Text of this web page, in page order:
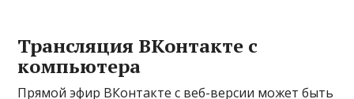
Трансляция ВКонтакте с
компьютера
Прямой эфир ВКонтакте с веб-версии может быть